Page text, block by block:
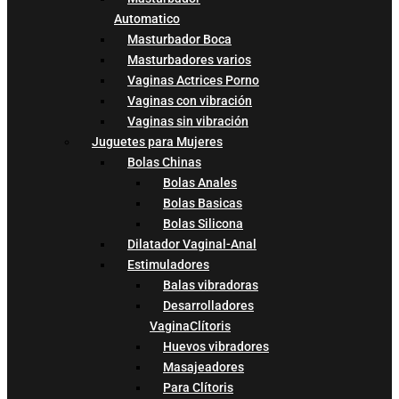
Automatico
Masturbador Boca
Masturbadores varios
Vaginas Actrices Porno
Vaginas con vibración
Vaginas sin vibración
Juguetes para Mujeres
Bolas Chinas
Bolas Anales
Bolas Basicas
Bolas Silicona
Dilatador Vaginal-Anal
Estimuladores
Balas vibradoras
Desarrolladores
VaginaClítoris
Huevos vibradores
Masajeadores
Para Clítoris